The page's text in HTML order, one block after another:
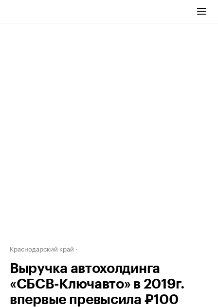
Краснодарский край
Выручка автохолдинга
«СБСВ-Ключавто» в 2019г.
впервые превысила ₽100